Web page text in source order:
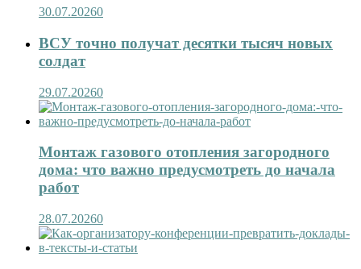
30.07.20260
ВСУ точно получат десятки тысяч новых
солдат
29.07.20260
Монтаж газового отопления загородного
дома: что важно предусмотреть до начала
работ
28.07.20260